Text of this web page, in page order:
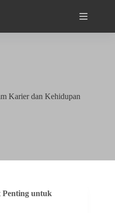
Karier dan Kehidupan
Penting untuk